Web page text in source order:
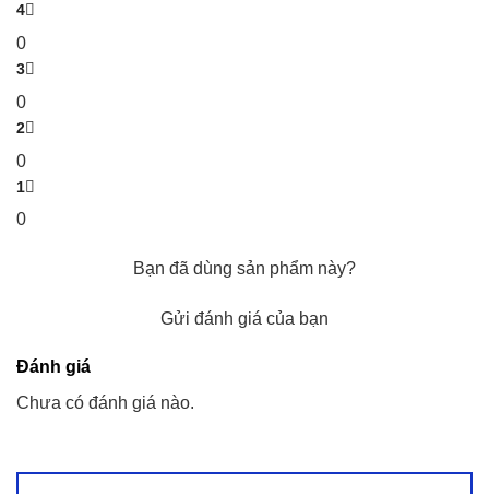
4
0
3
0
2
0
1
0
Bạn đã dùng sản phẩm này?
Gửi đánh giá của bạn
Đánh giá
Chưa có đánh giá nào.